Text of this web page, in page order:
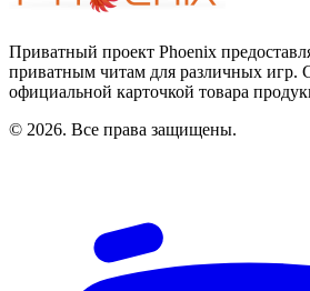
Приватный проект Phoenix
приватным читам для различных игр.
официальной карточкой товара
© 2026. Все права защищены.